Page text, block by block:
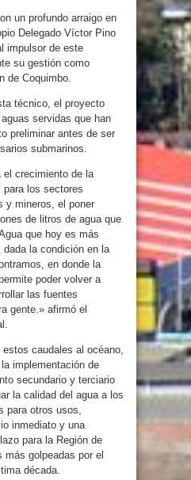
un profundo arraigo en
Delegado Víctor Pino
impulsor de este
su gestión como
de Coquimbo.
técnico, el proyecto
servidas que han
preliminar antes de ser
submarinos.
el crecimiento de la
para los sectores
y mineros, el poner
de litros de agua que
que hoy es más
la condición en la
en donde la
poder volver a
las fuentes
gente.» afirmó el
estos caudales al océano,
implementación de
secundario y terciario
la calidad del agua a los
para otros usos,
inmediato y una
para la Región de
más golpeadas por el
década.